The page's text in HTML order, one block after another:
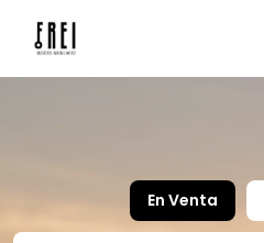
En Venta